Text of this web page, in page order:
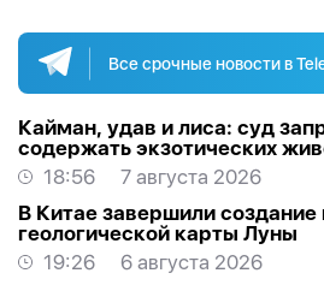
Все срочные новости в
Кайман, удав и лиса: суд
содержать экзотических
18:56
7 августа 2026
В Китае завершили создание
геологической карты Луны
19:26
6 августа 2026